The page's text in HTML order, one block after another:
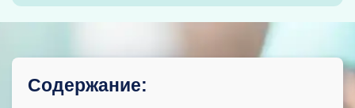
Содержание: